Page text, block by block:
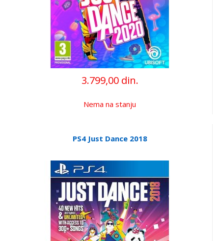
3.799,00 din.
Nema na stanju
PS4 Just Dance 2018